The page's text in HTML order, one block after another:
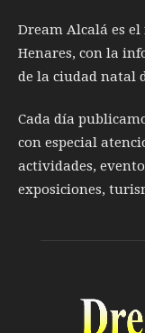
Dream Alcalá es
Henares, con la
de la ciudad natal
Cada día
con especial
actividades,
exposiciones,